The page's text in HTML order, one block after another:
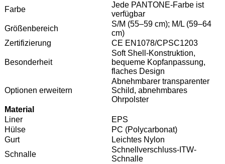
Farbe
Jede PANTONE-Farbe ist
verfügbar
Größenbereich
S/M (55–59 cm); M/L (59–64
cm)
Zertifizierung
CE EN1078/CPSC1203
Besonderheit
Soft Shell-Konstruktion,
bequeme Kopfanpassung,
flaches Design
Optionen erweitern
Abnehmbarer transparenter
Schild, abnehmbares
Ohrpolster
Material
Liner
EPS
Hülse
PC (Polycarbonat)
Gurt
Leichtes Nylon
Schnalle
Schnellverschluss-ITW-
Schnalle